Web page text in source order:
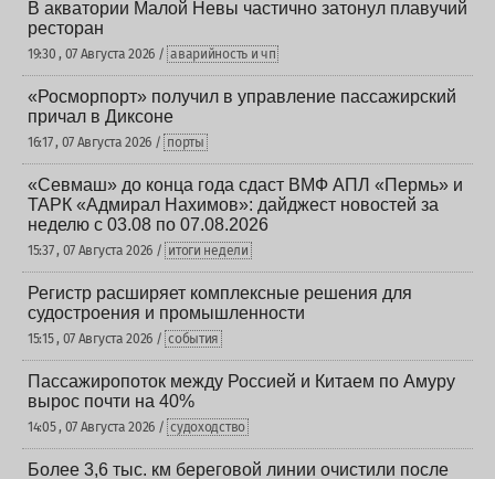
В акватории Малой Невы частично затонул плавучий
ресторан
19:30 , 07 Августа 2026 / аварийность и чп
«Росморпорт» получил в управление пассажирский
причал в Диксоне
16:17 , 07 Августа 2026 / порты
«Севмаш» до конца года сдаст ВМФ АПЛ «Пермь» и
ТАРК «Адмирал Нахимов»: дайджест новостей за
неделю с 03.08 по 07.08.2026
15:37 , 07 Августа 2026 / итоги недели
Регистр расширяет комплексные решения для
судостроения и промышленности
15:15 , 07 Августа 2026 / события
Пассажиропоток между Россией и Китаем по Амуру
вырос почти на 40%
14:05 , 07 Августа 2026 / судоходство
Более 3,6 тыс. км береговой линии очистили после